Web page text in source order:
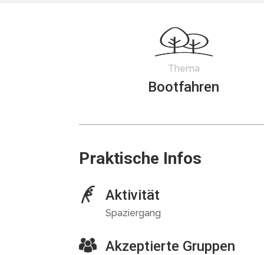
Thema
Bootfahren
Praktische Infos
Aktivität
Spaziergang
Akzeptierte Gruppen